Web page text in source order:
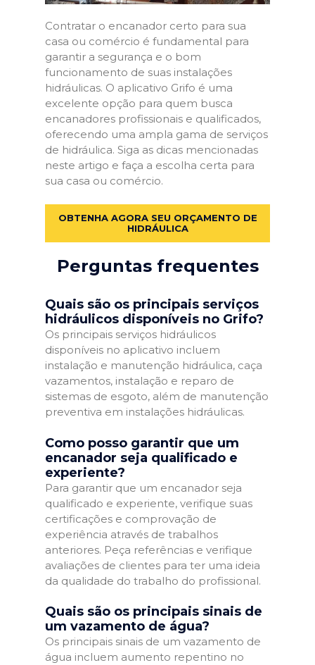
Contratar o encanador certo para sua
casa ou comércio é fundamental para
garantir a segurança e o bom
funcionamento de suas instalações
hidráulicas. O aplicativo Grifo é uma
excelente opção para quem busca
encanadores profissionais e qualificados,
oferecendo uma ampla gama de serviços
de hidráulica. Siga as dicas mencionadas
neste artigo e faça a escolha certa para
sua casa ou comércio.
OBTENHA AGORA SEU ORÇAMENTO DE
HIDRÁULICA
Perguntas frequentes
Quais são os principais serviços
hidráulicos disponíveis no Grifo?
Os principais serviços hidráulicos
disponíveis no aplicativo incluem
instalação e manutenção hidráulica, caça
vazamentos, instalação e reparo de
sistemas de esgoto, além de manutenção
preventiva em instalações hidráulicas.
Como posso garantir que um
encanador seja qualificado e
experiente?
Para garantir que um encanador seja
qualificado e experiente, verifique suas
certificações e comprovação de
experiência através de trabalhos
anteriores. Peça referências e verifique
avaliações de clientes para ter uma ideia
da qualidade do trabalho do profissional.
Quais são os principais sinais de
um vazamento de água?
Os principais sinais de um vazamento de
água incluem aumento repentino no